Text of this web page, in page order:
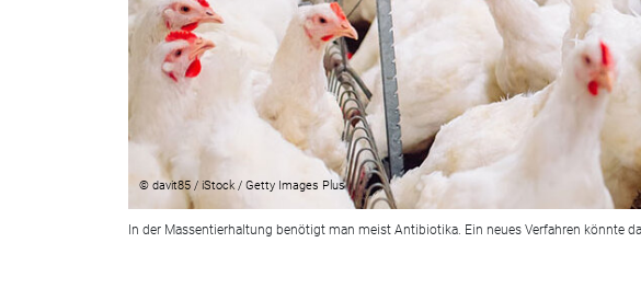
© davit85 / iStock / Getty Images Plus
In der Massentierhaltung benötigt man meist Antibiotika. Ein neues Verfahren könnte